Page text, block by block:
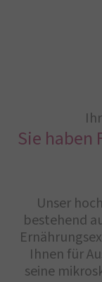
Sie haben
Unser
bestehend
Ihnen für
seine